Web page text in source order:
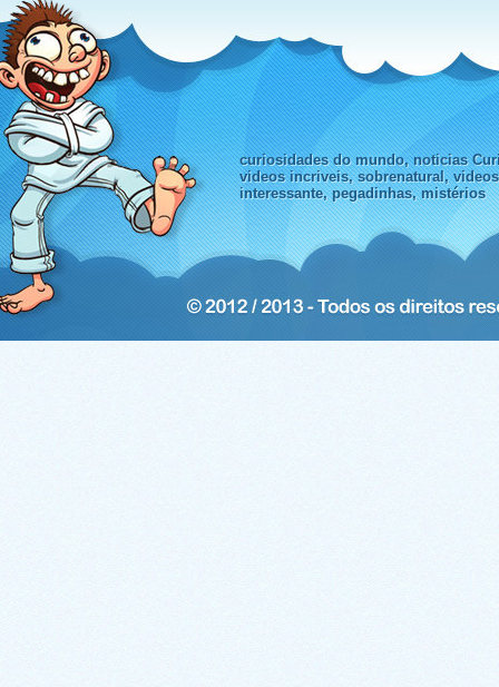
curiosidades do mundo, noticias
videos incriveis, sobrenatural,
interessante, pegadinhas, mistérios